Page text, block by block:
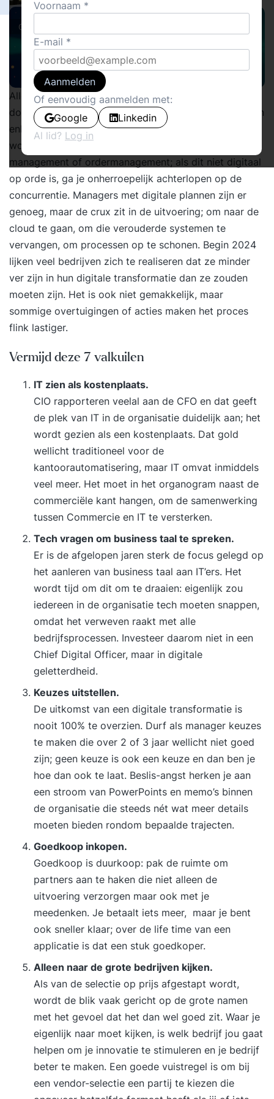
Columns
Alle bedrijven moeten een digitale transformatie
doormaken, want wat je product of dienst ook is, geen
enkel bedrijf ontkomt eraan om óók een IT-bedrijf te
worden. Of het nu gaat om e-commerce, supply chain
management of ordermanagement; als dit niet digitaal
op orde is, ga je onherroepelijk achterlopen op de
concurrentie. Managers met digitale plannen zijn er
genoeg, maar de crux zit in de uitvoering; om naar de
cloud te gaan, om die verouderde systemen te
vervangen, om processen op te schonen. Begin 2024
lijken veel bedrijven zich te realiseren dat ze minder
ver zijn in hun digitale transformatie dan ze zouden
moeten zijn. Het is ook niet gemakkelijk, maar
sommige overtuigingen of acties maken het proces
flink lastiger.
Vermijd deze 7 valkuilen
IT zien als kostenplaats.
CIO rapporteren veelal aan de CFO en dat geeft
de plek van IT in de organisatie duidelijk aan; het
wordt gezien als een kostenplaats. Dat gold
wellicht traditioneel voor de
kantoorautomatisering, maar IT omvat inmiddels
veel meer. Het moet in het organogram naast de
commerciële kant hangen, om de samenwerking
tussen Commercie en IT te versterken.
Tech vragen om business taal te spreken.
Er is de afgelopen jaren sterk de focus gelegd op
het aanleren van business taal aan IT’ers. Het
wordt tijd om dit om te draaien: eigenlijk zou
iedereen in de organisatie tech moeten snappen,
omdat het verweven raakt met alle
bedrijfsprocessen. Investeer daarom niet in een
Chief Digital Officer, maar in digitale
geletterdheid.
Keuzes uitstellen.
De uitkomst van een digitale transformatie is
nooit 100% te overzien. Durf als manager keuzes
te maken die over 2 of 3 jaar wellicht niet goed
zijn; geen keuze is ook een keuze en dan ben je
hoe dan ook te laat. Beslis-angst herken je aan
een stroom van PowerPoints en memo’s binnen
de organisatie die steeds nét wat meer details
moeten bieden rondom bepaalde trajecten.
Goedkoop inkopen.
Goedkoop is duurkoop: pak de ruimte om
partners aan te haken die niet alleen de
uitvoering verzorgen maar ook met je
meedenken. Je betaalt iets meer, maar je bent
ook sneller klaar; over de life time van een
applicatie is dat een stuk goedkoper.
Alleen naar de grote bedrijven kijken.
Als van de selectie op prijs afgestapt wordt,
wordt de blik vaak gericht op de grote namen
met het gevoel dat het dan wel goed zit. Waar je
eigenlijk naar moet kijken, is welk bedrijf jou gaat
helpen om je innovatie te stimuleren en je bedrijf
beter te maken. Een goede vuistregel is om bij
een vendor-selectie een partij te kiezen die
Voornaam
E-mail
Aanmelden
Of eenvoudig aanmelden met:
Google
Linkedin
Al lid? Log in